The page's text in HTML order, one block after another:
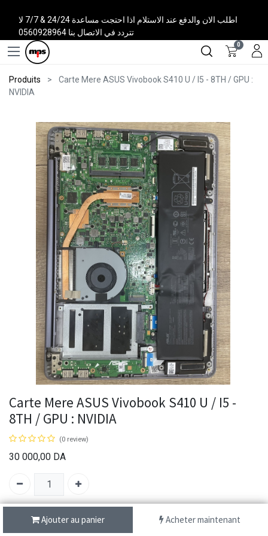
اطلب الان والدفع عند الاستلام اذا احتجت مساعدة 24/24 & 7/7 لا
تتردد في الاتصال بنا 0560928964
0
Produits
Carte Mere ASUS Vivobook S410 U / I5 - 8TH / GPU :
NVIDIA
Ajouter au panier Acheter maintenant
Carte Mere ASUS Vivobook S410 U / I5 -
8TH / GPU : NVIDIA
(0 review)
30 000,00 DA
Brand: ASUS